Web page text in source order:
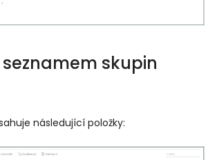
seznamem skupin
následující položky: